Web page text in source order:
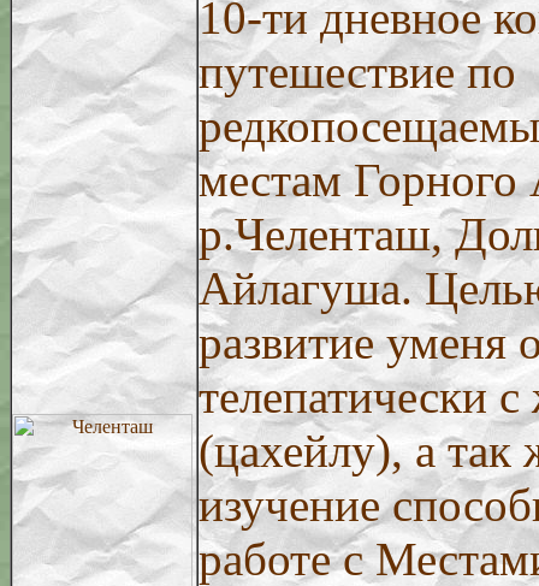
10-ти дневное
путешествие по
местам Горного
р.Челенташ,
Айлагуша.
развитие уменя
телепатически
(цахейлу), а так
изучение
работе с